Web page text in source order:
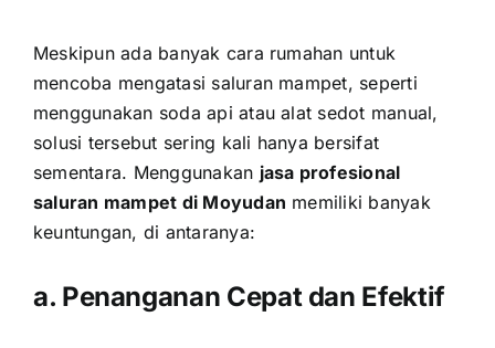
Meskipun ada banyak cara rumahan untuk
mencoba mengatasi saluran mampet, seperti
menggunakan soda api atau alat sedot manual,
solusi tersebut sering kali hanya bersifat
sementara. Menggunakan jasa profesional
saluran mampet di Moyudan memiliki banyak
keuntungan, di antaranya:
a. Penanganan Cepat dan Efektif